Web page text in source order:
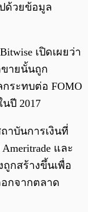
ด้วยข้อมูล
เปิดเผยว่า
ขายนั้นถูก
ระทบต่อ FOMO
ปี 2017
าบันการเงินที่
และ
ถูกสร้างขึ้นเพื่อ
กจากตลาด